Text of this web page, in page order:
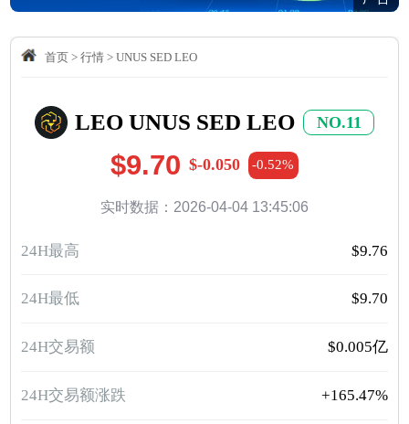
首页> 行情> UNUS SED LEO
LEO UNUS SED LEO NO.11
$9.70 $-0.050 -0.52%
实时数据：2026-04-04 13:45:06
24H最高 $9.76
24H最低 $9.70
24H交易额 $0.005亿
24H交易额涨跌 +165.47%